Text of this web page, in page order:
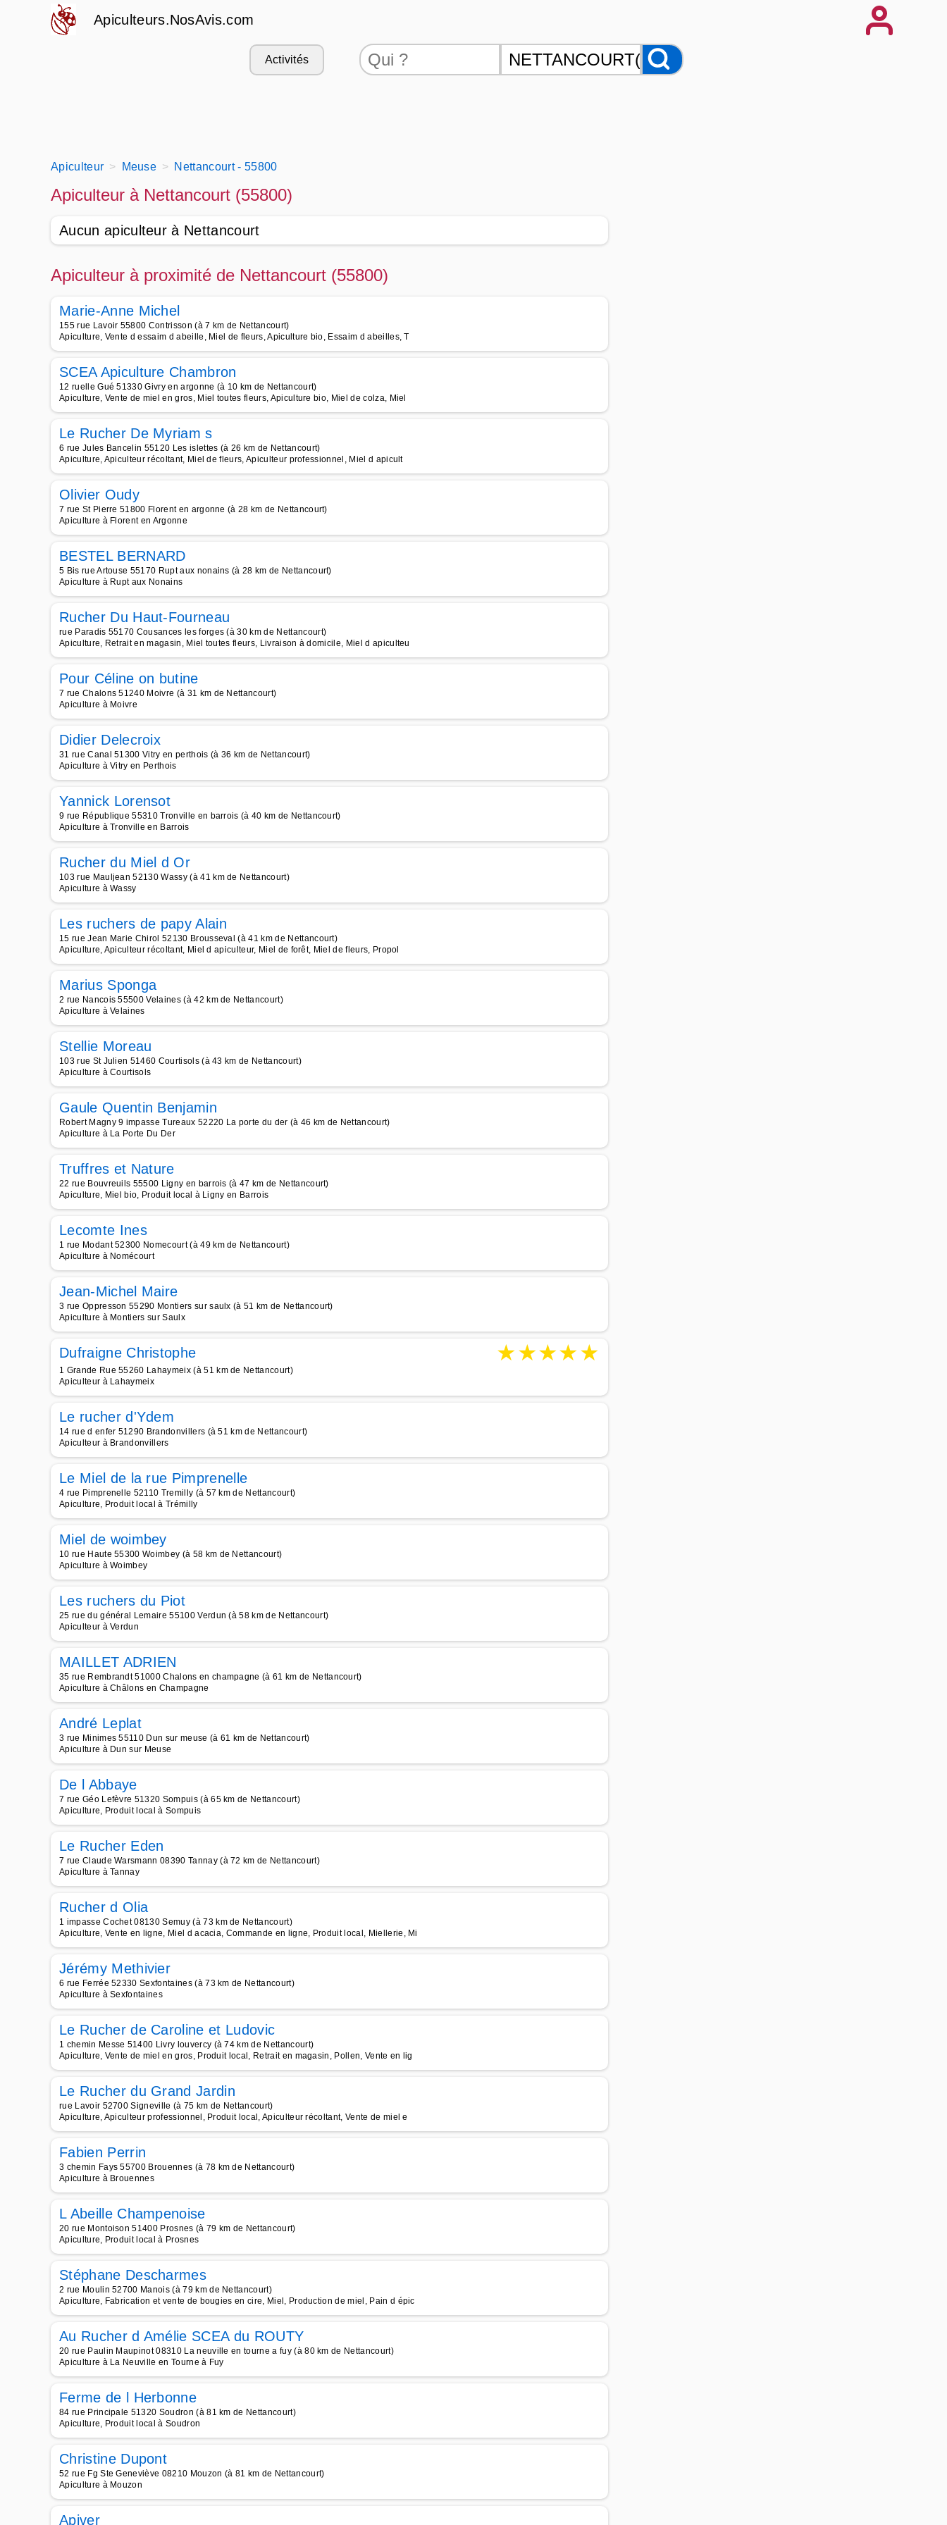
Apiculteurs.NosAvis.com
Activités
Apiculteur Meuse Nettancourt - 55800
Apiculteur à Nettancourt (55800)
Aucun apiculteur à Nettancourt
Apiculteur à proximité de Nettancourt (55800)
Marie-Anne Michel
155 rue Lavoir 55800 Contrisson (à 7 km de Nettancourt)
Apiculture, Vente d essaim d abeille, Miel de fleurs, Apiculture bio, Essaim d abeilles, T
SCEA Apiculture Chambron
12 ruelle Gué 51330 Givry en argonne (à 10 km de Nettancourt)
Apiculture, Vente de miel en gros, Miel toutes fleurs, Apiculture bio, Miel de colza, Miel
Le Rucher De Myriam s
6 rue Jules Bancelin 55120 Les islettes (à 26 km de Nettancourt)
Apiculture, Apiculteur récoltant, Miel de fleurs, Apiculteur professionnel, Miel d apicult
Olivier Oudy
7 rue St Pierre 51800 Florent en argonne (à 28 km de Nettancourt)
Apiculture à Florent en Argonne
BESTEL BERNARD
5 Bis rue Artouse 55170 Rupt aux nonains (à 28 km de Nettancourt)
Apiculture à Rupt aux Nonains
Rucher Du Haut-Fourneau
rue Paradis 55170 Cousances les forges (à 30 km de Nettancourt)
Apiculture, Retrait en magasin, Miel toutes fleurs, Livraison à domicile, Miel d apiculteu
Pour Céline on butine
7 rue Chalons 51240 Moivre (à 31 km de Nettancourt)
Apiculture à Moivre
Didier Delecroix
31 rue Canal 51300 Vitry en perthois (à 36 km de Nettancourt)
Apiculture à Vitry en Perthois
Yannick Lorensot
9 rue République 55310 Tronville en barrois (à 40 km de Nettancourt)
Apiculture à Tronville en Barrois
Rucher du Miel d Or
103 rue Mauljean 52130 Wassy (à 41 km de Nettancourt)
Apiculture à Wassy
Les ruchers de papy Alain
15 rue Jean Marie Chirol 52130 Brousseval (à 41 km de Nettancourt)
Apiculture, Apiculteur récoltant, Miel d apiculteur, Miel de forêt, Miel de fleurs, Propol
Marius Sponga
2 rue Nancois 55500 Velaines (à 42 km de Nettancourt)
Apiculture à Velaines
Stellie Moreau
103 rue St Julien 51460 Courtisols (à 43 km de Nettancourt)
Apiculture à Courtisols
Gaule Quentin Benjamin
Robert Magny 9 impasse Tureaux 52220 La porte du der (à 46 km de Nettancourt)
Apiculture à La Porte Du Der
Truffres et Nature
22 rue Bouvreuils 55500 Ligny en barrois (à 47 km de Nettancourt)
Apiculture, Miel bio, Produit local à Ligny en Barrois
Lecomte Ines
1 rue Modant 52300 Nomecourt (à 49 km de Nettancourt)
Apiculture à Nomécourt
Jean-Michel Maire
3 rue Oppresson 55290 Montiers sur saulx (à 51 km de Nettancourt)
Apiculture à Montiers sur Saulx
Dufraigne Christophe ★★★★★
1 Grande Rue 55260 Lahaymeix (à 51 km de Nettancourt)
Apiculteur à Lahaymeix
Le rucher d'Ydem
14 rue d enfer 51290 Brandonvillers (à 51 km de Nettancourt)
Apiculteur à Brandonvillers
Le Miel de la rue Pimprenelle
4 rue Pimprenelle 52110 Tremilly (à 57 km de Nettancourt)
Apiculture, Produit local à Trémilly
Miel de woimbey
10 rue Haute 55300 Woimbey (à 58 km de Nettancourt)
Apiculture à Woimbey
Les ruchers du Piot
25 rue du général Lemaire 55100 Verdun (à 58 km de Nettancourt)
Apiculteur à Verdun
MAILLET ADRIEN
35 rue Rembrandt 51000 Chalons en champagne (à 61 km de Nettancourt)
Apiculture à Châlons en Champagne
André Leplat
3 rue Minimes 55110 Dun sur meuse (à 61 km de Nettancourt)
Apiculture à Dun sur Meuse
De l Abbaye
7 rue Géo Lefèvre 51320 Sompuis (à 65 km de Nettancourt)
Apiculture, Produit local à Sompuis
Le Rucher Eden
7 rue Claude Warsmann 08390 Tannay (à 72 km de Nettancourt)
Apiculture à Tannay
Rucher d Olia
1 impasse Cochet 08130 Semuy (à 73 km de Nettancourt)
Apiculture, Vente en ligne, Miel d acacia, Commande en ligne, Produit local, Miellerie, Mi
Jérémy Methivier
6 rue Ferrée 52330 Sexfontaines (à 73 km de Nettancourt)
Apiculture à Sexfontaines
Le Rucher de Caroline et Ludovic
1 chemin Messe 51400 Livry louvercy (à 74 km de Nettancourt)
Apiculture, Vente de miel en gros, Produit local, Retrait en magasin, Pollen, Vente en lig
Le Rucher du Grand Jardin
rue Lavoir 52700 Signeville (à 75 km de Nettancourt)
Apiculture, Apiculteur professionnel, Produit local, Apiculteur récoltant, Vente de miel e
Fabien Perrin
3 chemin Fays 55700 Brouennes (à 78 km de Nettancourt)
Apiculture à Brouennes
L Abeille Champenoise
20 rue Montoison 51400 Prosnes (à 79 km de Nettancourt)
Apiculture, Produit local à Prosnes
Stéphane Descharmes
2 rue Moulin 52700 Manois (à 79 km de Nettancourt)
Apiculture, Fabrication et vente de bougies en cire, Miel, Production de miel, Pain d épic
Au Rucher d Amélie SCEA du ROUTY
20 rue Paulin Maupinot 08310 La neuville en tourne a fuy (à 80 km de Nettancourt)
Apiculture à La Neuville en Tourne à Fuy
Ferme de l Herbonne
84 rue Principale 51320 Soudron (à 81 km de Nettancourt)
Apiculture, Produit local à Soudron
Christine Dupont
52 rue Fg Ste Geneviève 08210 Mouzon (à 81 km de Nettancourt)
Apiculture à Mouzon
Apiver